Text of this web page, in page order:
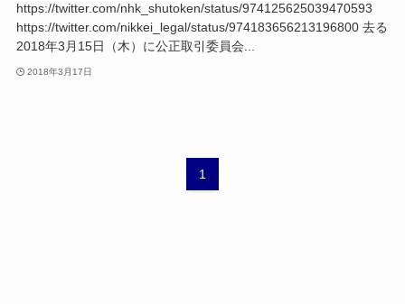
https://twitter.com/nhk_shutoken/status/974125625039470593
https://twitter.com/nikkei_legal/status/974183656213196800 去る
2018年3月15日（木）に公正取引委員会...
2018年3月17日
1